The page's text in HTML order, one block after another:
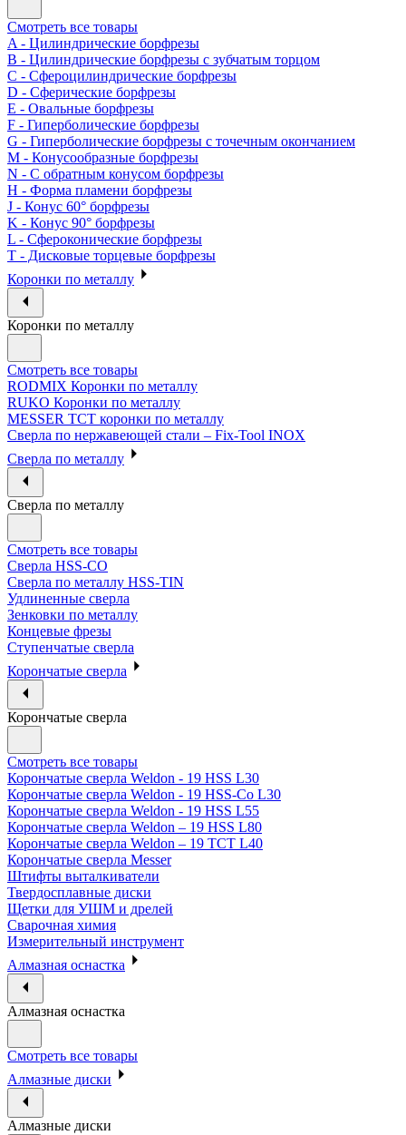
Смотреть все товары
A - Цилиндрические борфрезы
B - Цилиндрические борфрезы с зубчатым торцом
C - Сфероцилиндрические борфрезы
D - Сферические борфрезы
E - Овальные борфрезы
F - Гиперболические борфрезы
G - Гиперболические борфрезы с точечным окончанием
M - Конусообразные борфрезы
N - С обратным конусом борфрезы
H - Форма пламени борфрезы
J - Конус 60° борфрезы
K - Конус 90° борфрезы
L - Сфероконические борфрезы
T - Дисковые торцевые борфрезы
Коронки по металлу
Коронки по металлу
Смотреть все товары
RODMIX Коронки по металлу
RUKO Коронки по металлу
MESSER ТСТ коронки по металлу
Сверла по нержавеющей стали – Fix-Tool INOX
Сверла по металлу
Сверла по металлу
Смотреть все товары
Сверла HSS-CO
Сверла по металлу HSS-TIN
Удлиненные сверла
Зенковки по металлу
Концевые фрезы
Ступенчатые сверла
Корончатые сверла
Корончатые сверла
Смотреть все товары
Корончатые сверла Weldon - 19 HSS L30
Корончатые сверла Weldon - 19 HSS-Co L30
Корончатые сверла Weldon - 19 HSS L55
Корончатые сверла Weldon – 19 HSS L80
Корончатые сверла Weldon – 19 TCT L40
Корончатые сверла Messer
Штифты выталкиватели
Твердосплавные диски
Щетки для УШМ и дрелей
Сварочная химия
Измерительный инструмент
Алмазная оснастка
Алмазная оснастка
Смотреть все товары
Алмазные диски
Алмазные диски